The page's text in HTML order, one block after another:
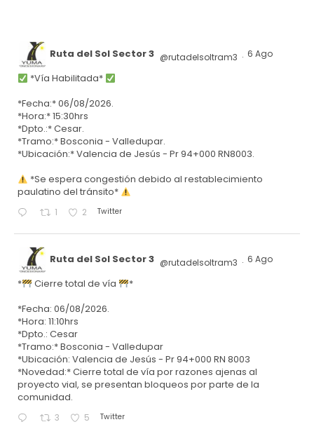
Ruta del Sol Sector 3 @rutadelsoltram3 · 6 Ago
*Vía Habilitada*
*Fecha:* 06/08/2026.
*Hora:* 15:30hrs
*Dpto.:* Cesar.
*Tramo:* Bosconia - Valledupar.
*Ubicación:* Valencia de Jesús - Pr 94+000 RN8003.
*Se espera congestión debido al restablecimiento
paulatino del tránsito*
1 2 Twitter
Ruta del Sol Sector 3 @rutadelsoltram3 · 6 Ago
* Cierre total de vía
*
*Fecha: 06/08/2026.
*Hora: 11:10hrs
*Dpto.: Cesar
*Tramo:* Bosconia - Valledupar
*Ubicación: Valencia de Jesús - Pr 94+000 RN 8003
*Novedad:* Cierre total de vía por razones ajenas al
proyecto vial, se presentan bloqueos por parte de la
comunidad.
3 5 Twitter